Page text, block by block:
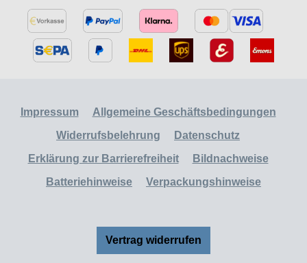
Impressum
Allgemeine Geschäftsbedingungen
Widerrufsbelehrung
Datenschutz
Erklärung zur Barrierefreiheit
Bildnachweise
Batteriehinweise
Verpackungshinweise
Vertrag widerrufen